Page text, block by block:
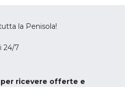
la Penisola!
24/7
ricevere offerte e